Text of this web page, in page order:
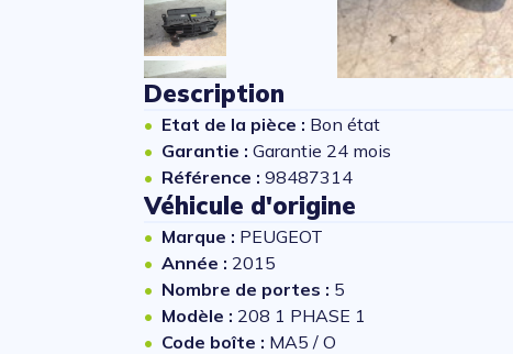
Description
Etat de la pièce : Bon état
Garantie : Garantie 24 mois
Référence : 98487314
Véhicule d'origine
Marque : PEUGEOT
Année : 2015
Nombre de portes : 5
Modèle : 208 1 PHASE 1
Code boîte : MA5 / O